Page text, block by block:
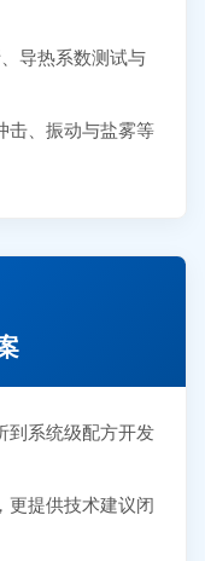
、导热系数测试与
击、振动与盐雾等
到系统级配方开发
更提供技术建议闭